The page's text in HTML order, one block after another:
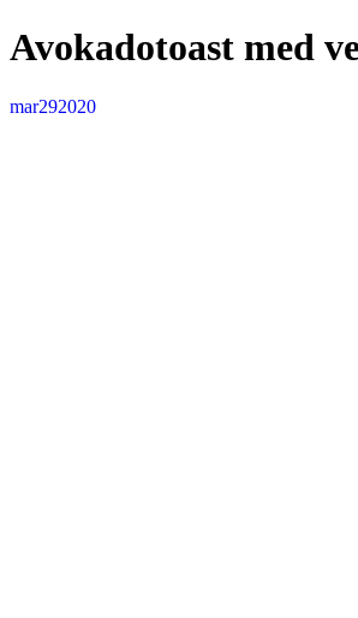
Avokadotoast med
mar292020